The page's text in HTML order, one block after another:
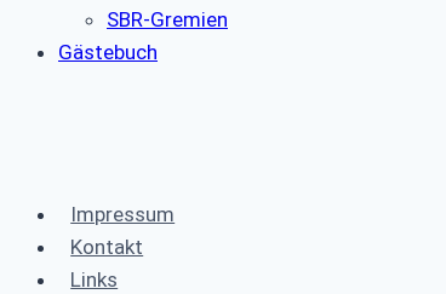
SBR-Gremien
Gästebuch
Impressum
Kontakt
Links